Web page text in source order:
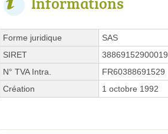
Forme juridique
SAS
SIRET
38869152900019
N° TVA Intra.
FR60388691529
Création
1 octobre 1992